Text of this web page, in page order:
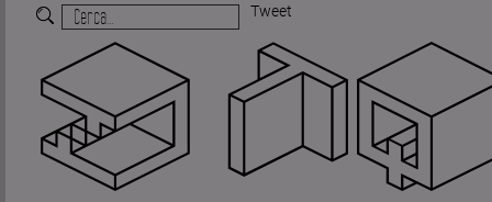
Tweet